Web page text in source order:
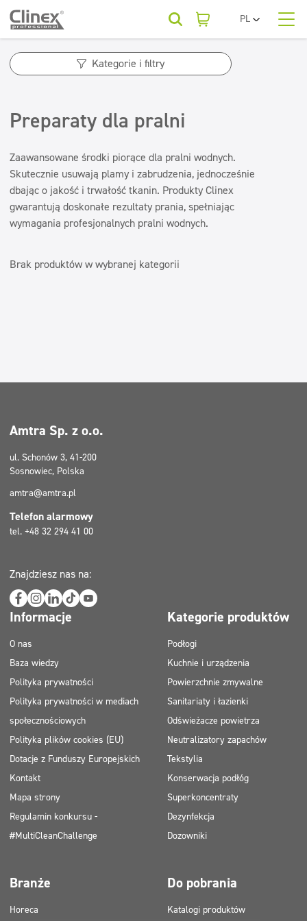
PL
EN
LT
Kategorie produktów
Kuchnie i urządzenia
Sanitariaty i łazienki
Odświeżanie i neutralizatory
Tekstylia
Konserwacja podłóg
Dla Twojej branży
Horeca
Myjnie samochodowe
Baza wiedzy
Do pobrania
Kontakt
Kategorie i filtry
Podłogi
Kuchnie i urządzenia
Powierzchnie zmywalne
Sanitariaty i łazienki
Odświeżanie i neutralizatory
Odświeżacze powietrza
Tekstylia
Horeca
Beauty
Filtry
Typ mycia
Mycie maszynowe
Mycie ręczne
Certyfikat
Safe for You Safe for Earth
Świadectwo PZH
Preparaty dla pralni
Zaawansowane środki piorące dla pralni wodnych.
Skutecznie usuwają plamy i zabrudzenia, jednocześnie
dbając o jakość i trwałość tkanin. Produkty Clinex
gwarantują doskonałe rezultaty prania, spełniając
wymagania profesjonalnych pralni wodnych.
Brak produktów w wybranej kategorii
Amtra Sp. z o.o.
ul. Schonów 3, 41-200
Sosnowiec, Polska
amtra@amtra.pl
Telefon alarmowy
tel. +48 32 294 41 00
Znajdziesz nas na:
Informacje
O nas
Baza wiedzy
Polityka prywatności
Polityka prywatności w mediach
społecznościowych
Polityka plików cookies (EU)
Dotacje z Funduszy Europejskich
Kontakt
Mapa strony
Regulamin konkursu -
#MultiCleanChallenge
Kategorie produktów
Podłogi
Kuchnie i urządzenia
Powierzchnie zmywalne
Sanitariaty i łazienki
Odświeżacze powietrza
Neutralizatory zapachów
Tekstylia
Konserwacja podłóg
Superkoncentraty
Dezynfekcja
Dozowniki
Branże
Horeca
Do pobrania
Katalogi produktów